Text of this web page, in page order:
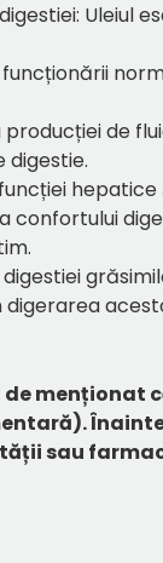
Uleiul
funcționării
de
digestie.
confortului
digerarea
menționat
sau